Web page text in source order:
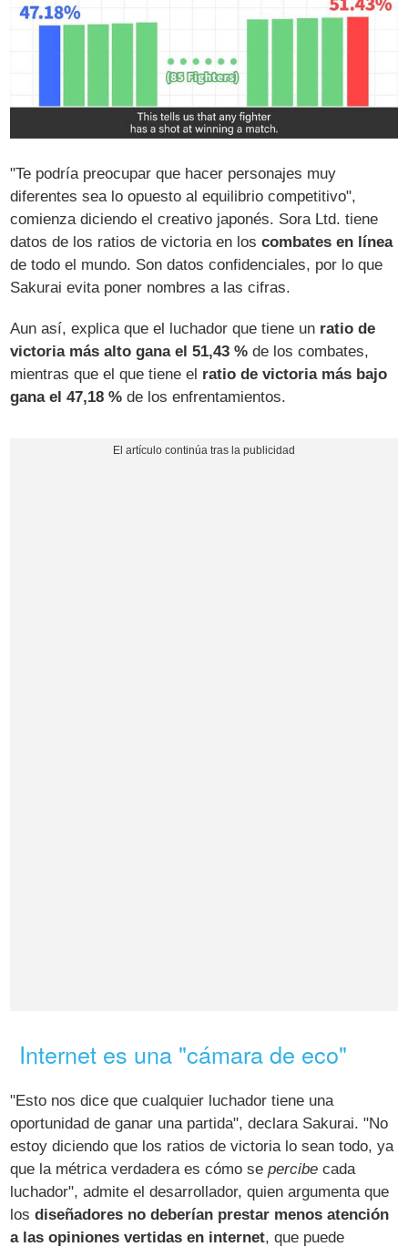
"Te podría preocupar que hacer personajes muy
diferentes sea lo opuesto al equilibrio competitivo",
comienza diciendo el creativo japonés. Sora Ltd. tiene
datos de los ratios de victoria en loscombates en línea
de todo el mundo. Son datos confidenciales, por lo que
Sakurai evita poner nombres a las cifras.
Aun así, explica que el luchador que tiene un ratio de
victoria más alto gana el 51,43 % de los combates,
mientras que el que tiene el ratio de victoria más bajo
gana el 47,18 % de los enfrentamientos.
Internet es una "cámara de eco"
"Esto nos dice que cualquier luchador tiene una
oportunidad de ganar una partida", declara Sakurai. "No
estoy diciendo que los ratios de victoria lo sean todo, ya
que la métrica verdadera es cómo sepercibe cada
luchador", admite el desarrollador, quien argumenta que
losdiseñadores no deberían prestar menos atención
a las opiniones vertidas en internet, que puede